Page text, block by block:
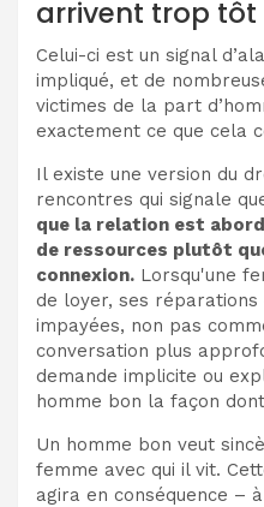
arrivent trop tôt
Celui-ci est un signal
impliqué, et de
victimes de la part
exactement ce que cela
Il existe une version du
rencontres qui signale
que la relation est
de ressources plutôt
connexion. Lorsqu'une
de loyer, ses
impayées, non pas
conversation plus
demande implicite ou
homme bon la façon
Un homme bon veut
femme avec qui il vit.
agira en conséquence –